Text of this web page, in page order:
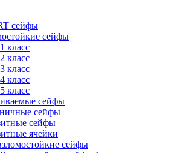
сейфы
сейфы
1 класс
2 класс
3 класс
4 класс
5 класс
сейфы
сейфы
сейфы
ячейки
сейфы